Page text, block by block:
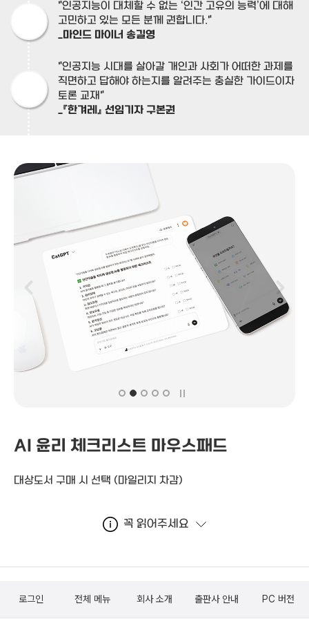
"인공지능이 대체할 수 없는 ‘인간 고유의 능력’에 대해
고민하고 있는 모든 분께 권합니다."
_마인드 마이너 송길영
"인공지능 시대를 살아갈 개인과 사회가 어떠한 과제를
직면하고 답해야 하는지를 알려주는 충실한 가이드이자
토론 교재"
_『한겨레』 선임기자 구본권
AI 윤리 체크리스트 마우스패드
대상도서 구매 시 선택 (마일리지 차감)
꼭 읽어주세요
로그인 전체 메뉴 회사 소개 출판사 안내 PC 버전